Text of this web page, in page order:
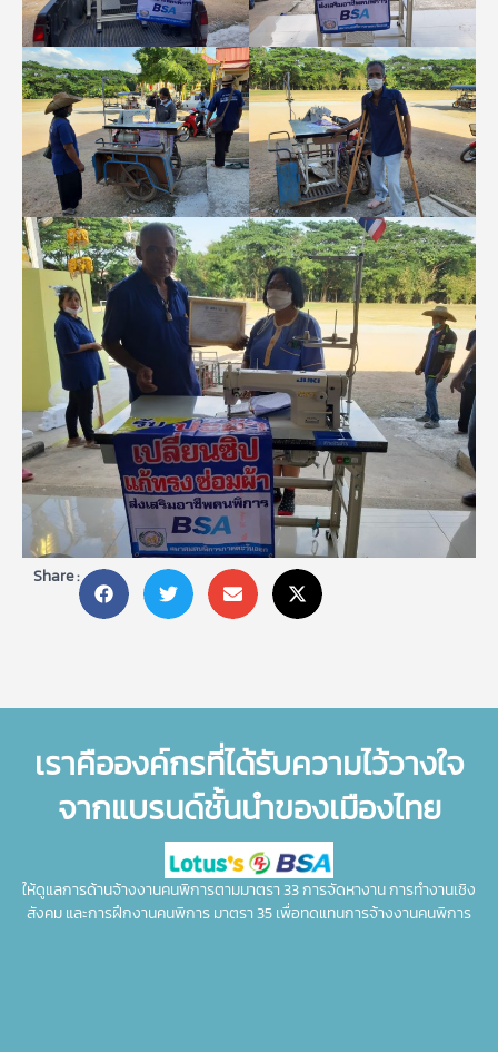
Share :
เราคือองค์กรที่ได้รับความไว้วางใจ
จากแบรนด์ชั้นนำของเมืองไทย
ให้ดูแลการด้านจ้างงานคนพิการตามมาตรา 33 การจัดหางาน การทำงานเชิง
สังคม และการฝึกงานคนพิการ มาตรา 35 เพื่อทดแทนการจ้างงานคนพิการ